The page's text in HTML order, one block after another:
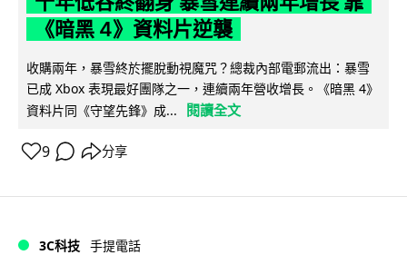
《暗黑 4》資料片逆襲
收購兩年，暴雪終於擺脫動視魔咒？總裁內部電郵流出：暴雪
已成 Xbox 表現最好團隊之一，連續兩年營收增長。《暗黑 4》
資料片同《守望先鋒》成...
閱讀全文
9 分享
3C科技 手提電話